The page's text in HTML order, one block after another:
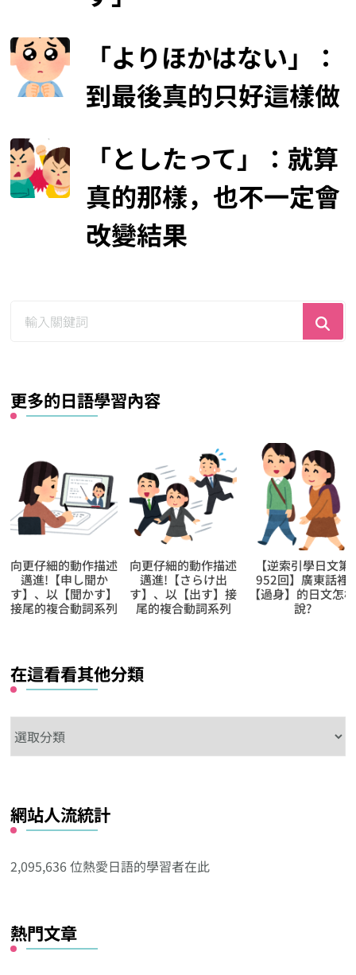
「よりほかはない」：
到最後真的只好這樣做
「としたって」：就算
真的那樣，也不一定會
改變結果
更多的日語學習內容
向更仔細的動作描述
邁進!【さらけ出
す】、以【出す】接
尾的複合動詞系列
【逆索引學日文第
952回】廣東話裡
【過身】的日文怎樣
說?
用聽解聽熟日語第
452回【台北什麼季
節最好？】的日常表
現
在這看看其他分類
這
其
他
類
網站人流統計
2,095,636 位熱愛日語的學習者在此
熱門文章